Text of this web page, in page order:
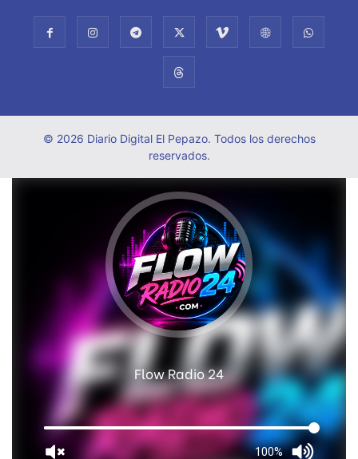
© 2026 Diario Digital El Pepazo. Todos los derechos
reservados.